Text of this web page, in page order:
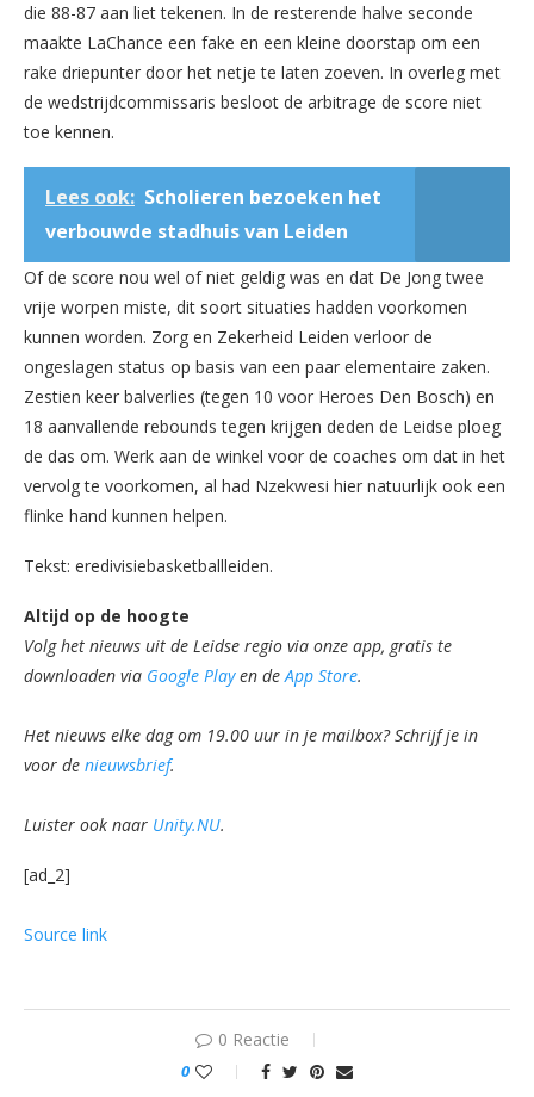
die 88-87 aan liet tekenen. In de resterende halve seconde
maakte LaChance een fake en een kleine doorstap om een
rake driepunter door het netje te laten zoeven. In overleg met
de wedstrijdcommissaris besloot de arbitrage de score niet
toe kennen.
Lees ook: Scholieren bezoeken het
verbouwde stadhuis van Leiden
Of de score nou wel of niet geldig was en dat De Jong twee
vrije worpen miste, dit soort situaties hadden voorkomen
kunnen worden. Zorg en Zekerheid Leiden verloor de
ongeslagen status op basis van een paar elementaire zaken.
Zestien keer balverlies (tegen 10 voor Heroes Den Bosch) en
18 aanvallende rebounds tegen krijgen deden de Leidse ploeg
de das om. Werk aan de winkel voor de coaches om dat in het
vervolg te voorkomen, al had Nzekwesi hier natuurlijk ook een
flinke hand kunnen helpen.
Tekst: eredivisiebasketballleiden.
Altijd op de hoogte
Volg het nieuws uit de Leidse regio via onze app, gratis te
downloaden via Google Playen deApp Store.
Het nieuws elke dag om 19.00 uur in je mailbox? Schrijf je in
voor de nieuwsbrief.
Luister ook naar Unity.NU.
[ad_2]
Source link
0 Reactie
0